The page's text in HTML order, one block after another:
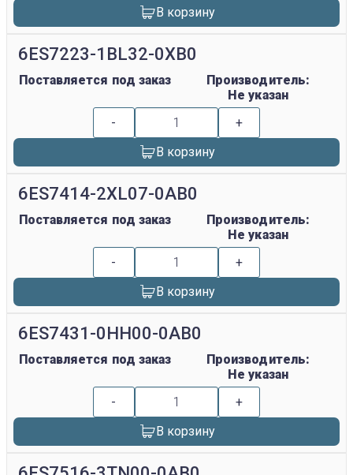
В корзину
6ES7223-1BL32-0XB0
Поставляется под заказ
Производитель:
Не указан
-
+
В корзину
6ES7414-2XL07-0AB0
Поставляется под заказ
Производитель:
Не указан
-
+
В корзину
6ES7431-0HH00-0AB0
Поставляется под заказ
Производитель:
Не указан
-
+
В корзину